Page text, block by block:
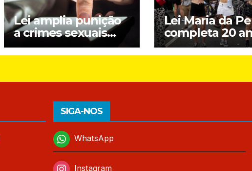
Lei amplia punição
a crimes sexuais
online contra
crianças; entenda
Lei Maria da
completa 20
entre avanços
desafios
SIGA-NOS
WhatsApp
Instagram